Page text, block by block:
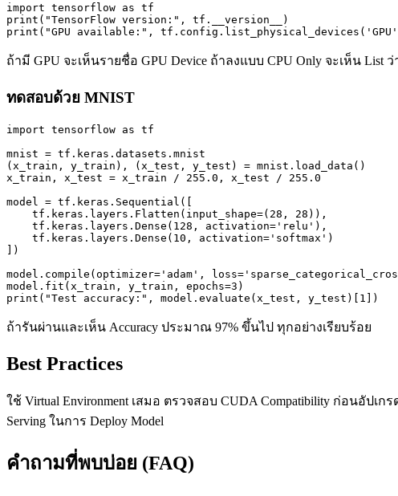
import tensorflow as tf
print("TensorFlow version:", tf.__version__)
print("GPU available:",
ถ้ามี GPU จะเห็นรายชื่อ GPU Device ถ้าลงแบบ CPU Only จะเห็น List
ทดสอบด้วย MNIST
import tensorflow as tf
mnist = tf.keras.datasets.mnist
(x_train, y_train), (x_test, y_test) = mnist.load_data()
x_train, x_test = x_train / 255.0, x_test / 255.0
model = tf.keras.Sequential([
    tf.keras.layers.Flatten(input_shape=(28, 28)),
    tf.keras.layers.Dense(128, activation='relu'),
    tf.keras.layers.Dense(10, activation='softmax')
])
model.compile(optimizer='adam',
model.fit(x_train, y_train, epochs=3)
print("Test accuracy:", model.evaluate(x_test, y_test)[1])
ถ้ารันผ่านและเห็น Accuracy ประมาณ 97% ขึ้นไป ทุกอย่างเรียบร้อย
Best Practices
ใช้ Virtual Environment เสมอ ตรวจสอบ CUDA Compatibility ก่อนอัปเก
Serving ในการ Deploy Model
คำถามที่พบบ่อย (FAQ)